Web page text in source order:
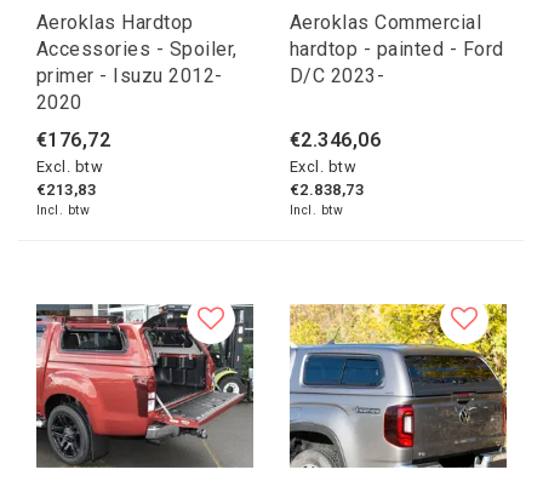
Aeroklas Hardtop
Accessories - Spoiler,
primer - Isuzu 2012-
2020
€176,72
Excl. btw
€213,83
Incl. btw
Aeroklas Commercial
hardtop - painted - Ford
D/C 2023-
€2.346,06
Excl. btw
€2.838,73
Incl. btw